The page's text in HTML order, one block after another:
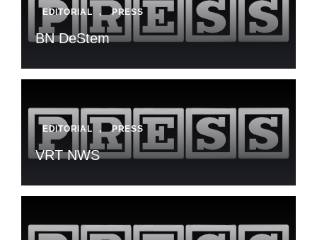
EDITORIAL , PRESS
BN DeStem
EDITORIAL , PRESS
VRT NWS